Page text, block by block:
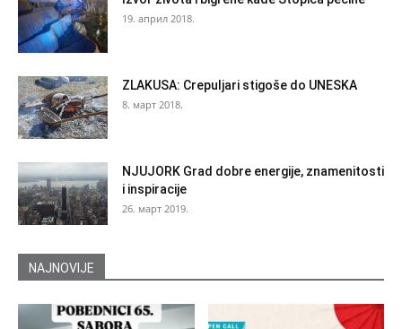
19. април 2018.
ZLAKUSA: Crepuljari stigoše do UNESKA
8. март 2018.
NJUJORK Grad dobre energije, znamenitosti
i inspiracije
26. март 2019.
NAJNOVIJE